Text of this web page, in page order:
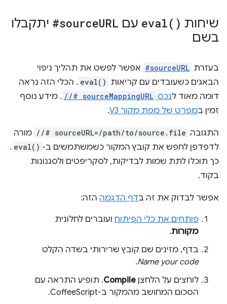
שיחות eval( ) עם #sourceURL
יתקבלו
בשם
בעזרת #sourceURL אפשר לפשט את תהליך ניפוי
הבאגים כשעובדים עם קריאות eval() . הכלי הזה נראה
דומה מאוד לנכס //# sourceMappingURL . מידע נוסף
זמין במפרט של מפת מקור V3 .
התגובה //# sourceURL=/path/to/source.file מורה
לדפדפן לחפש את קובץ המקור כשמשתמשים ב- eval()
.
כך תוכלו לתת שמות לבדיקות, לסקריפטים ולסגנונות
בקוד.
אפשר לבדוק את זה בדף הדגמה הזה:
פותחים את כלי הפיתוח ועוברים לחלונית
מקורות.
בדף, מזינים שם קובץ שרירותי בשדה הקלט
Name your code
.
לוחצים על הלחצן Compile. תופיע התראה עם
הסכום המחושב מהמקור ב-CoffeeScript.